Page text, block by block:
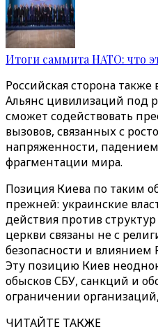
Итоги саммита НАТО: что
Российская сторона
Альянс цивилизаций под
сможет содействовать
вызовов, связанных с
напряженности,
фрагментации мира.
Позиция Киева по таким
прежней: украинские
действия против
церкви связаны не с
безопасности и влиянием
Эту позицию Киев
обысков СБУ, санкций и
ограничении
ЧИТАЙТЕ ТАКЖЕ